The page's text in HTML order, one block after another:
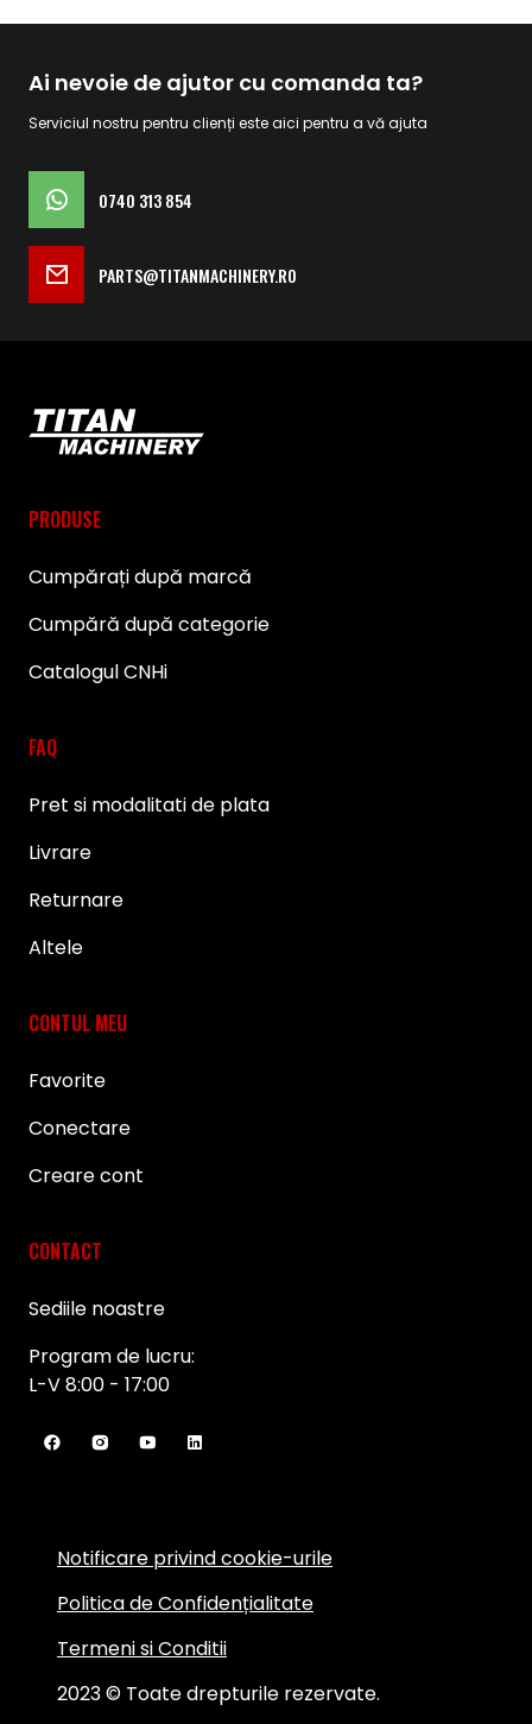
Ai nevoie de ajutor cu comanda ta?
Serviciul nostru pentru clienți este aici pentru a vă ajuta
0740 313 854
PARTS@TITANMACHINERY.RO
PRODUSE
Cumpărați după marcă
Cumpără după categorie
Catalogul CNHi
FAQ
Pret si modalitati de plata
Livrare
Returnare
Altele
CONTUL MEU
Favorite
Conectare
Creare cont
CONTACT
Sediile noastre
Program de lucru:
L-V 8:00 - 17:00
2023 © Toate drepturile rezervate.
Notificare privind cookie-urile
Politica de Confidențialitate
Termeni si Conditii